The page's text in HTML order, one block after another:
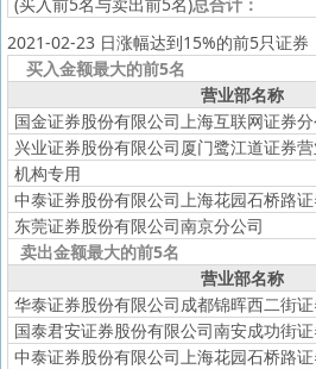
2021-02-23 日涨幅达到15%的前5只证券
买入金额最大的前5名
营业部名称
国金证券股份有限公司上海互联网证券分
兴业证券股份有限公司厦门鹭江道证券
机构专用
中泰证券股份有限公司上海花园石桥路
东莞证券股份有限公司南京分公司
卖出金额最大的前5名
营业部名称
华泰证券股份有限公司成都锦晖西二街
国泰君安证券股份有限公司南安成功街
中泰证券股份有限公司上海花园石桥路